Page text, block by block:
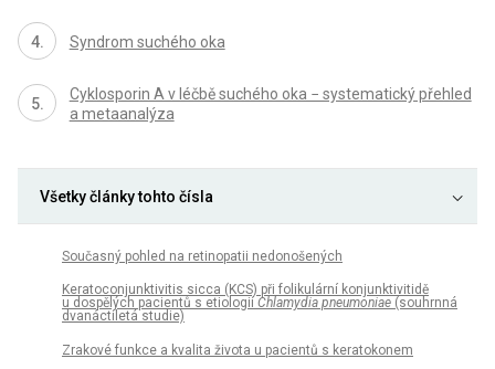
Syndrom suchého oka
Cyklosporin A v léčbě suchého oka − systematický přehled
a metaanalýza
Všetky články tohto čísla
Současný pohled na retinopatii nedonošených
Keratoconjunktivitis sicca (KCS) při folikulární konjunktivitidě
u dospělých pacientů s etiologií Chlamydia pneumoniae (souhrnná
dvanáctiletá studie)
Zrakové funkce a kvalita života u pacientů s keratokonem